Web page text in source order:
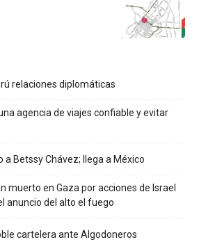
relaciones diplomáticas
agencia de viajes confiable y evitar
Betssy Chávez; llega a México
muerto en Gaza por acciones de Israel
anuncio del alto el fuego
cartelera ante Algodoneros